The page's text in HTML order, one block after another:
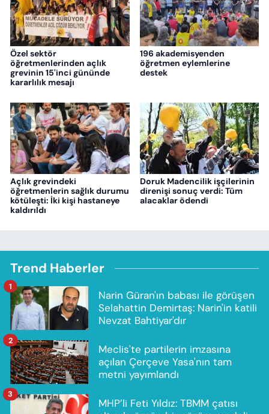
Özel sektör
öğretmenlerinden açlık
grevinin 15'inci gününde
kararlılık mesajı
196 akademisyenden
öğretmen eylemlerine
destek
Açlık grevindeki
öğretmenlerin sağlık durumu
kötüleşti: İki kişi hastaneye
kaldırıldı
Doruk Madencilik işçilerinin
direnişi sonuç verdi: Tüm
alacaklar ödendi
Trend Haberler
Narin Güran'ın babası ile görüşen
Selahattin Demirtaş: Narin'in katili
Nevzat Bahtiyar'dır
1
Meclis'te partilerin imzasına
açılan Çerçeve Yasa'nın tam
metni yayımlandı
2
MHP’li Feti Yıldız: TBMM çatısı
3